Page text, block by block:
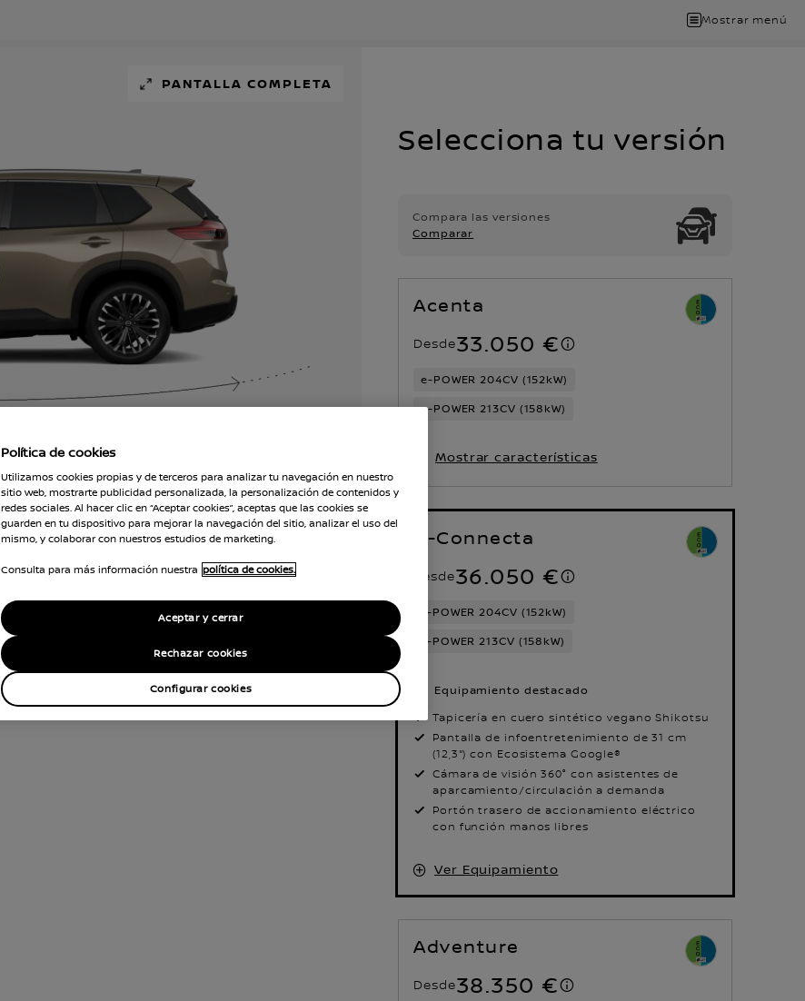
Mostrar menú
PANTALLA COMPLETA
Selecciona tu versión
Compara las versiones
Comparar
Acenta
Desde33.050 €
e-POWER 204CV (152kW)
e-POWER 213CV (158kW)
Mostrar características
N-Connecta
Desde36.050 €
e-POWER 204CV (152kW)
e-POWER 213CV (158kW)
Equipamiento destacado
Tapicería en cuero sintético vegano Shikotsu
Pantalla de infoentretenimiento de 31 cm
(12,3") con Ecosistema Google®
Cámara de visión 360° con asistentes de
aparcamiento/circulación a demanda
Portón trasero de accionamiento eléctrico
con función manos libres
Ver Equipamiento
Adventure
Desde38.350 €
Política de cookies
Utilizamos cookies propias y de terceros para analizar tu navegación en nuestro
sitio web, mostrarte publicidad personalizada, la personalización de contenidos y
redes sociales. Al hacer clic en “Aceptar cookies”, aceptas que las cookies se
guarden en tu dispositivo para mejorar la navegación del sitio, analizar el uso del
mismo, y colaborar con nuestros estudios de marketing.
Consulta para más información nuestra política de cookies.
Rechazar cookies
Aceptar y cerrar
Configurar cookies